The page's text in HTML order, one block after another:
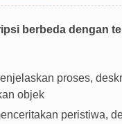
berbeda dengan
proses,
objek
peristiwa,